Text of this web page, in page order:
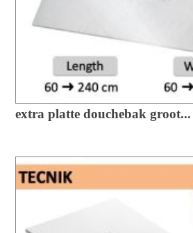
extra platte douchebak groot...